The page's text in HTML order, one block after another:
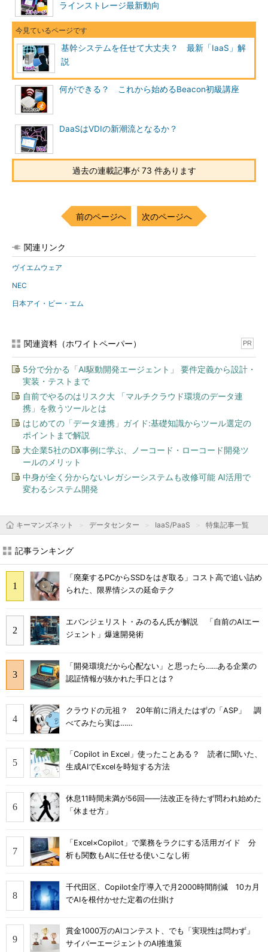
ラインストレージ最新動向
基幹システムを任せて大丈夫？ 最新「IaaS」解
説
何ができる？ これから始めるBeacon初級講座
DaaSはVDIの新潮流となるか？
過去の連載記事が 73 件あります
前のページへ 次のページへ
関連リンク
ヴイエムウェア
NEC
日本アイ・ビー・エム
関連資料（ホワイトペーパー） PR
5分で分かる「AI駆動開発エージェント」 要件定義から設計・
実装・テストまで
自前でやるのはリスク大 「マルチクラウド環境のデータ連
携」を救うツールとは
はじめての「データ連携」ガイド:基礎知識からツール選定の
ポイントまで解説
大企業5社のDX事例に学ぶ、ノーコード・ローコード開発ツ
ールのメリット
中身が全く分からないレガシーシステムも改修可能 AI活用で
変わるシステム開発
キーマンズネット データセンター IaaS/PaaS 特集記事一覧
記事ランキング
「廃棄するPCからSSDをはぎ取る」コスト高で追い詰め
られた、限界情シスの延命テク
エバンジェリスト・みのるん氏が解説 「自前のAIエー
ジェント」爆速開発術
「開発環境だから心配ない」と思ったら……ある企業の
認証情報が抜かれた手口とは？
クラウドの元祖？ 20年前に消えたはずの「ASP」 調
べてみたら実は……
「Copilot in Excel」使ったことある？ 読者に聞いた、
生成AIでExcelを時短する方法
休息11時間未満が56回――法改正を待たず問われ始めた
「休ませ方」
「Excel×Copilot」で業務をラクにする活用ガイド 分
析も関数もAIに任せる使いこなし術
千代田区、Copilot全庁導入で月2000時間削減 10カ月
でAIを根付かせた定着の仕掛け
賞金1000万のAIコンテスト、でも「実現性は問わず」
サイバーエージェントのAI推進策